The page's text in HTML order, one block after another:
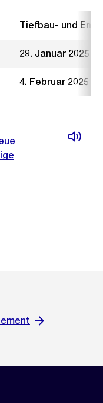
Tiefbau- und
29. Januar 2025
4. Februar 2025